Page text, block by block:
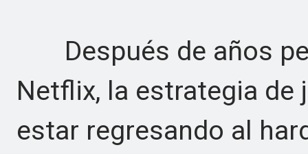
Después de años
Netflix, la estrategia
estar regresando al